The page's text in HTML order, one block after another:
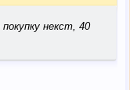
некст, 40